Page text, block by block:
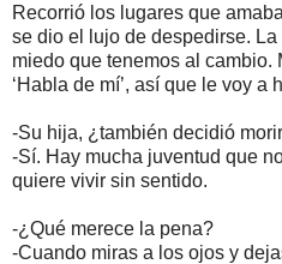
Recorrió los lugares que
se dio el lujo de despedirse. La
miedo que tenemos al cambio.
‘Habla de mí’, así que le voy a
-Su hija, ¿también decidió
-Sí. Hay mucha juventud que
quiere vivir sin sentido.
-¿Qué merece la pena?
-Cuando miras a los ojos y